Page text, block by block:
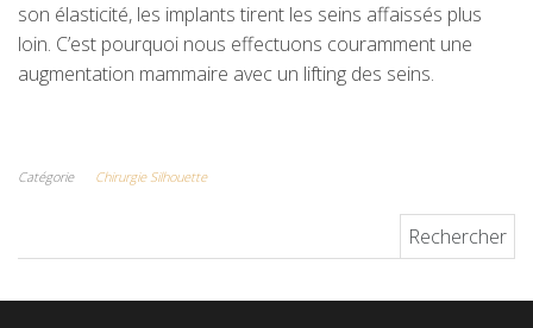
son élasticité, les implants tirent les seins affaissés plus
loin. C’est pourquoi nous effectuons couramment une
augmentation mammaire avec un lifting des seins.
Catégorie Chirurgie Silhouette